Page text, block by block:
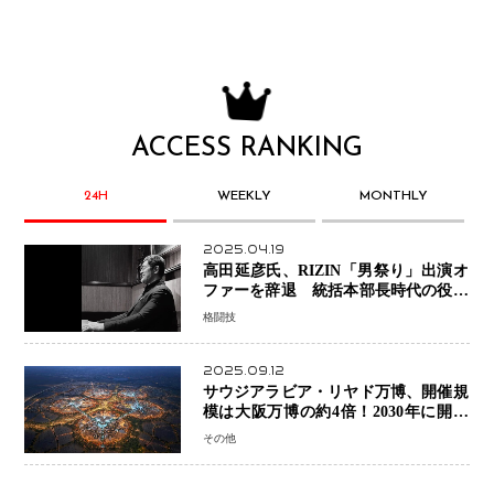
ACCESS RANKING
24H WEEKLY MONTHLY
2025.04.19
高田延彦氏、RIZIN「男祭り」出演オ
ファーを辞退 統括本部長時代の役目
「すでに終えています」と明言
格闘技
2025.09.12
サウジアラビア・リヤド万博、開催規
模は大阪万博の約4倍！2030年に開幕
予定
その他